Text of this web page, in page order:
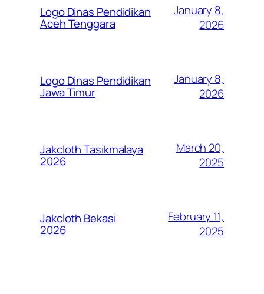
Logo Dinas Pendidikan
Aceh Tenggara
January 8,
2026
Logo Dinas Pendidikan
Jawa Timur
January 8,
2026
Jakcloth Tasikmalaya
2026
March 20,
2025
Jakcloth Bekasi
2026
February 11,
2025